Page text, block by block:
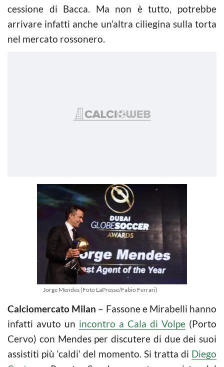
cessione di Bacca. Ma non è tutto, potrebbe
arrivare infatti anche un’altra ciliegina sulla torta
nel mercato rossonero.
Jorge Mendes (Foto LaPresse/Fabio Ferrari)
Calciomercato Milan – Fassone e Mirabelli hanno
infatti avuto un incontro a Cala di Volpe (Porto
Cervo) con Mendes per discutere di due dei suoi
assistiti più ‘caldi’ del momento. Si tratta di Diego